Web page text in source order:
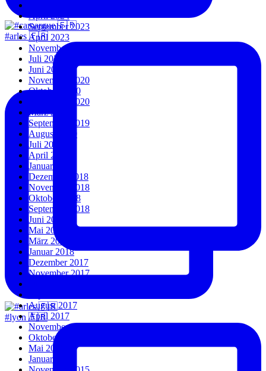
#arles 🇫🇷
#lyon 🇫🇷
April 2024
September 2023
April 2023
November 2022
Juli 2022
Juni 2022
November 2020
Oktober 2020
September 2020
März 2020
September 2019
August 2019
Juli 2019
April 2019
Januar 2019
Dezember 2018
November 2018
Oktober 2018
September 2018
Juni 2018
Mai 2018
März 2018
Januar 2018
Dezember 2017
November 2017
August 2017
April 2017
November 2016
Oktober 2016
Mai 2016
Januar 2016